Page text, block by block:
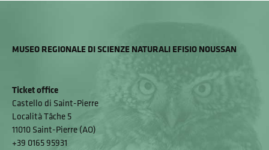
MUSEO REGIONALE DI SCIENZE NATURALI EFISIO NOUSSAN
Ticket office
Castello di Saint-Pierre
Località Tâche 5
11010 Saint-Pierre (AO)
+39 0165 95931